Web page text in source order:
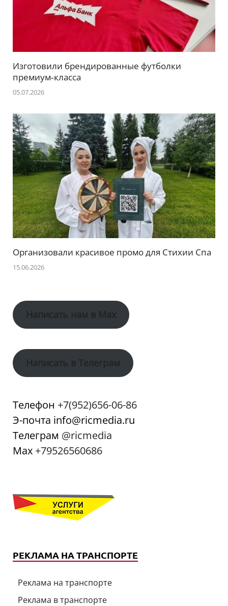
Изготовили брендированные футболки
премиум‑класса
05.07.2026
Организовали красивое промо для Стихии Спа
15.06.2026
Написать нам в Max
Написать в Телеграм
Телефон +7(952)656-06-86
Э-почта info@ricmedia.ru
Телеграм @ricmedia
Мах +79526560686
РЕКЛАМА НА ТРАНСПОРТЕ
Реклама на транспорте
Реклама в транспорте